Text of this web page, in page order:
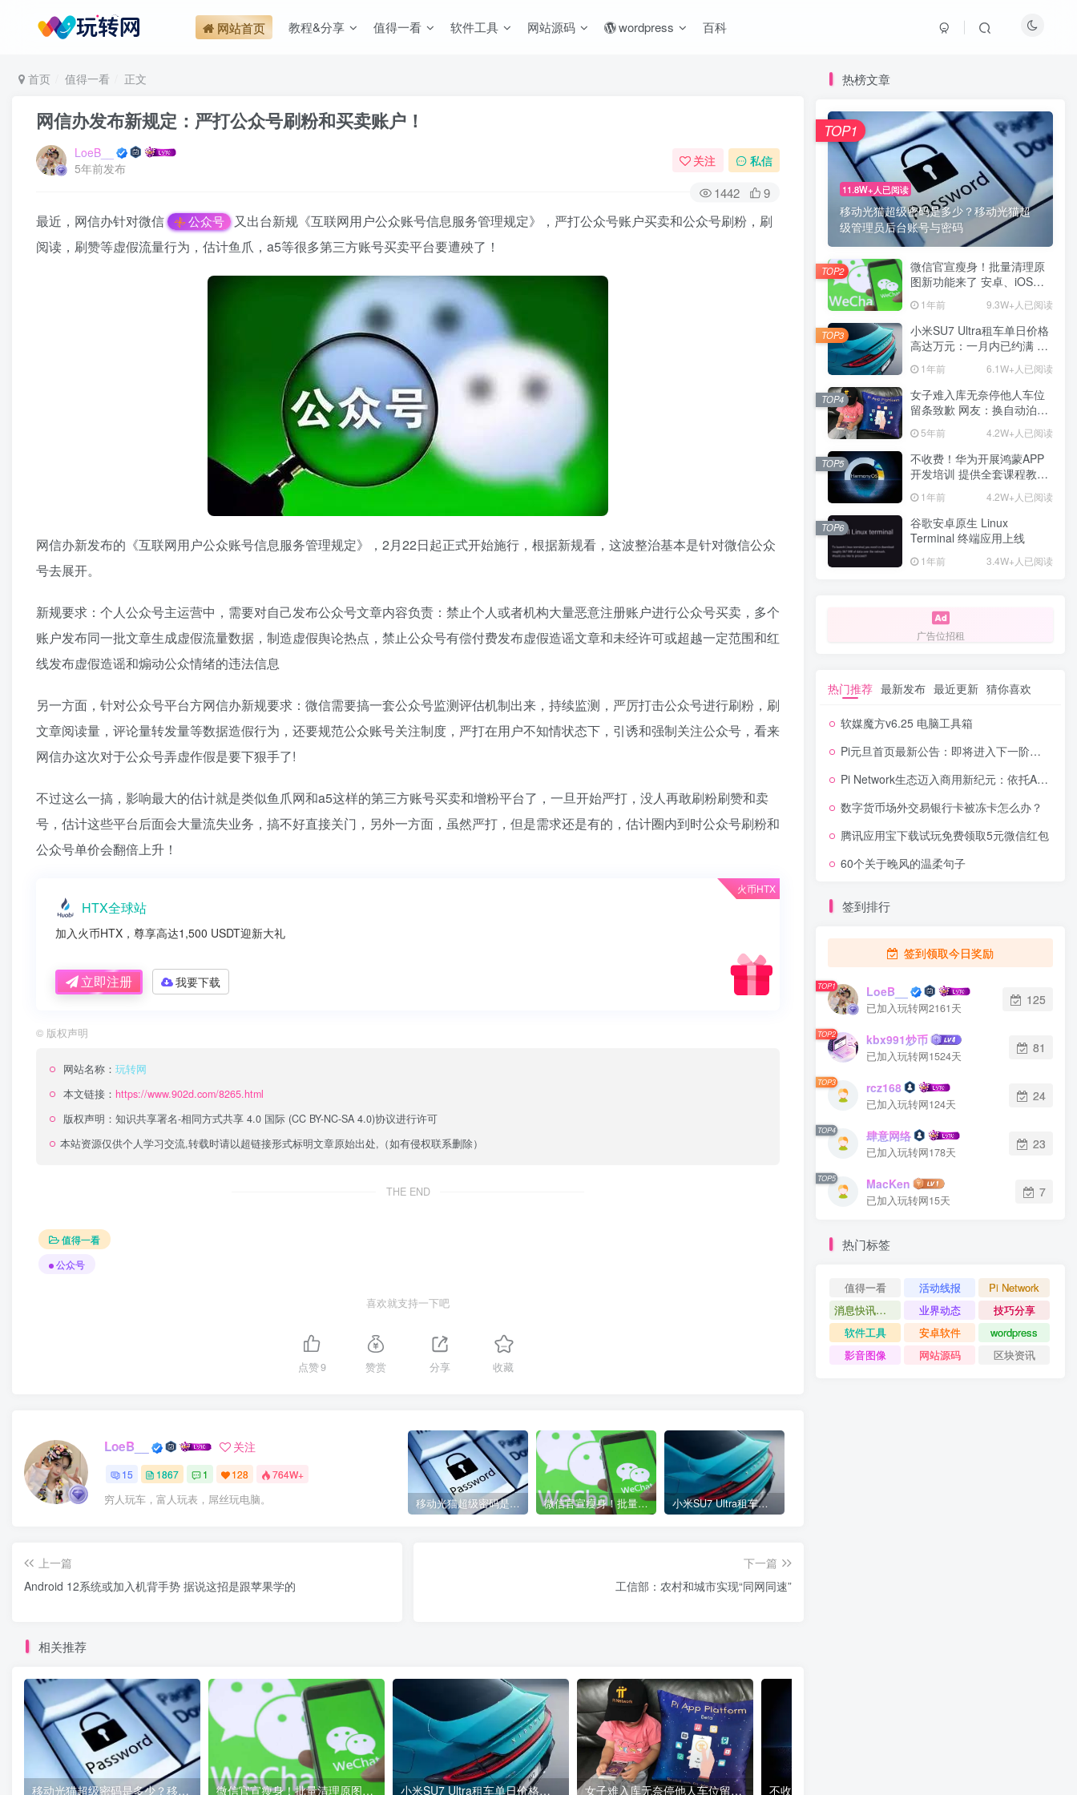
网站首页 教程&分享 值得一看 软件工具 网站源码 wordpress 百科
首页 值得一看 正文
网信办发布新规定：严打公众号刷粉和买卖账户！
LoeB__
5年前发布
关注 私信
1442 9
最近，网信办针对微信 公众号
又出台新规《互联网用户公众账号信息服务管理规定》，严打公众号账户买卖和公众号刷粉，刷
阅读，刷赞等虚假流量行为，估计鱼爪，a5等很多第三方账号买卖平台要遭殃了！
网信办新发布的《互联网用户公众账号信息服务管理规定》，2月22日起正式开始施行，根据新规看，这波整治基本是针对微信公众
号去展开。
新规要求：个人公众号主运营中，需要对自己发布公众号文章内容负责：禁止个人或者机构大量恶意注册账户进行公众号买卖，多个
账户发布同一批文章生成虚假流量数据，制造虚假舆论热点，禁止公众号有偿付费发布虚假造谣文章和未经许可或超越一定范围和红
线发布虚假造谣和煽动公众情绪的违法信息
另一方面，针对公众号平台方网信办新规要求：微信需要搞一套公众号监测评估机制出来，持续监测，严厉打击公众号进行刷粉，刷
文章阅读量，评论量转发量等数据造假行为，还要规范公众账号关注制度，严打在用户不知情状态下，引诱和强制关注公众号，看来
网信办这次对于公众号弄虚作假是要下狠手了!
不过这么一搞，影响最大的估计就是类似鱼爪网和a5这样的第三方账号买卖和增粉平台了，一旦开始严打，没人再敢刷粉刷赞和卖
号，估计这些平台后面会大量流失业务，搞不好直接关门，另外一方面，虽然严打，但是需求还是有的，估计圈内到时公众号刷粉和
公众号单价会翻倍上升！
火币HTX
HTX全球站
加入火币HTX，尊享高达1,500 USDT迎新大礼
立即注册 我要下载
© 版权声明
网站名称： 玩转网
本文链接： https://www.902d.com/8265.html
版权声明： 知识共享署名-相同方式共享 4.0 国际 (CC BY-NC-SA 4.0)协议进行许可
本站资源仅供个人学习交流,转载时请以超链接形式标明文章原始出处,（如有侵权联系删除）
THE END
值得一看
公众号
喜欢就支持一下吧
点赞9 赞赏 分享 收藏
LoeB__ 关注
15 1867 1 128 764W+
穷人玩车，富人玩表，屌丝玩电脑。 移动光猫超级密码是多少？移动光猫超级管理员后台账号与密码 微信官宣瘦身！批量清理原图新功能来了 安卓、iOS均可使用 小米SU7 Ultra租车单日价格高达万元：一月内已约满 预计一年回本
上一篇
Android 12系统或加入机背手势 据说这招是跟苹果学的
下一篇
工信部：农村和城市实现“同网同速”
相关推荐
移动光猫超级密码是多少？移动光猫超级管理员后台账号与密码 微信官宣瘦身！批量清理原图新功能来了 安卓、iOS均可使用 小米SU7 Ultra租车单日价格高达万元：一月内已约满 预计一年回本 女子难入库无奈停他人车位留条致歉 网友：换自动泊车来
热榜文章
11.8W+人已阅读
移动光猫超级密码是多少？移动光猫超
级管理员后台账号与密码
TOP1
微信官宣瘦身！批量清理原
图新功能来了 安卓、iOS均
1年前 9.3W+人已阅读
TOP2
小米SU7 Ultra租车单日价格
高达万元：一月内已约满 预
1年前 6.1W+人已阅读
TOP3
女子难入库无奈停他人车位
留条致歉 网友：换自动泊车
5年前 4.2W+人已阅读
TOP4
不收费！华为开展鸿蒙APP
开发培训 提供全套课程教学
1年前 4.2W+人已阅读
TOP5
谷歌安卓原生 Linux
Terminal 终端应用上线
1年前 3.4W+人已阅读
TOP6
广告位招租
热门推荐 最新发布 最近更新 猜你喜欢
软媒魔方v6.25 电脑工具箱
Pi元旦首页最新公告：即将进入下一阶段，让我们共同见证主网！
Pi Network生态迈入商用新纪元：依托App Studio破局，真实应用落地决定长期价值
数字货币场外交易银行卡被冻卡怎么办？
腾讯应用宝下载试玩免费领取5元微信红包
60个关于晚风的温柔句子
签到排行
签到领取今日奖励
TOP1 LoeB__
已加入玩转网2161天
125
TOP2 kbx991炒币
已加入玩转网1524天
81
TOP3 rcz168
已加入玩转网124天
24
TOP4 肆意网络
已加入玩转网178天
23
TOP5 MacKen
已加入玩转网15天
7
热门标签
值得一看 活动线报
Pi Network
消息快讯查看更多 》》
业界动态
技巧分享
软件工具
安卓软件
wordpress
影音图像
网站源码 区块资讯